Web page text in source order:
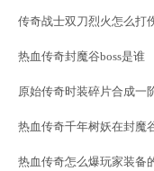
传奇战士双刀烈火怎么打
热血传奇封魔谷boss是谁
原始传奇时装碎片合成一
热血传奇千年树妖在封魔
热血传奇怎么爆玩家装备